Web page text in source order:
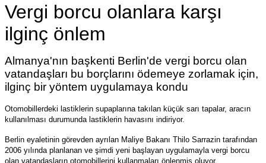
Vergi borcu olanlara karşı
ilginç önlem
Almanya'nın başkenti Berlin'de vergi borcu olan
vatandaşları bu borçlarını ödemeye zorlamak için,
ilginç bir yöntem uygulamaya kondu
Otomobillerdeki lastiklerin supaplarına takılan küçük sarı tapalar, aracın
kullanılması durumunda lastiklerin havasını indiriyor.
Berlin eyaletinin görevden ayrılan Maliye Bakanı Thilo Sarrazin tarafından
2006 yılında planlanan ve şimdi yeni başlayan uygulamayla vergi borcu
olan vatandaşların otomobillerini kullanmaları önlenmiş oluyor.